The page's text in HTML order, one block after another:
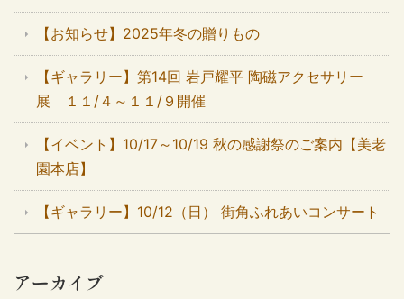
【お知らせ】2025年冬の贈りもの
【ギャラリー】第14回 岩戸耀平 陶磁アクセサリー
展 １１/４～１１/９開催
【イベント】10/17～10/19 秋の感謝祭のご案内【美老
園本店】
【ギャラリー】10/12（日） 街角ふれあいコンサート
アーカイブ